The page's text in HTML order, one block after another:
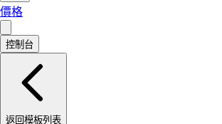
價格
控制台
返回模板列表